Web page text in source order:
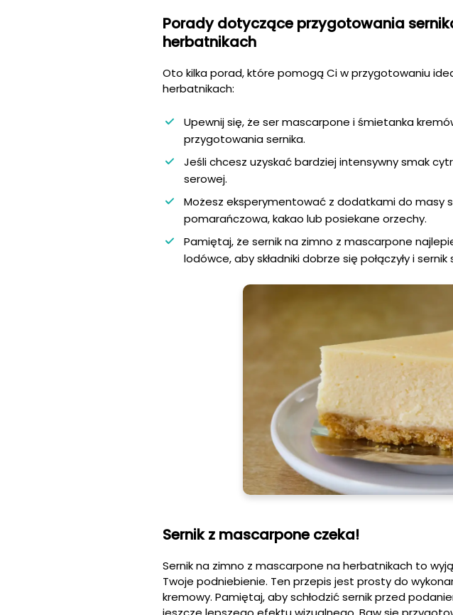
Porady dotyczące przygotowania
herbatnikach
Oto kilka porad, które pomogą Ci w przygotowaniu
herbatnikach:
Upewnij się, że ser mascarpone i śmietanka
przygotowania sernika.
Jeśli chcesz uzyskać bardziej intensywny smak
serowej.
Możesz eksperymentować z dodatkami do masy
pomarańczowa, kakao lub posiekane orzechy.
Pamiętaj, że sernik na zimno z mascarpone
lodówce, aby składniki dobrze się połączyły i sernik
Sernik z mascarpone czeka!
Sernik na zimno z mascarpone na herbatnikach to
Twoje podniebienie. Ten przepis jest prosty do
kremowy. Pamiętaj, aby schłodzić sernik przed